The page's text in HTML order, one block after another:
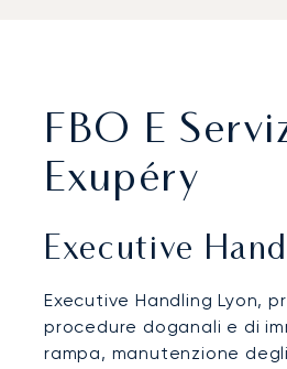
FBO E
Exupéry
Executive
Executive Handling Lyon,
procedure doganali e di
rampa, manutenzione